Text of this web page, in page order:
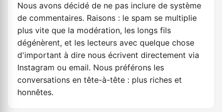
Nous avons décidé de ne pas inclure de système
de commentaires. Raisons : le spam se multiplie
plus vite que la modération, les longs fils
dégénèrent, et les lecteurs avec quelque chose
d'important à dire nous écrivent directement via
Instagram ou email. Nous préférons les
conversations en tête-à-tête : plus riches et
honnêtes.